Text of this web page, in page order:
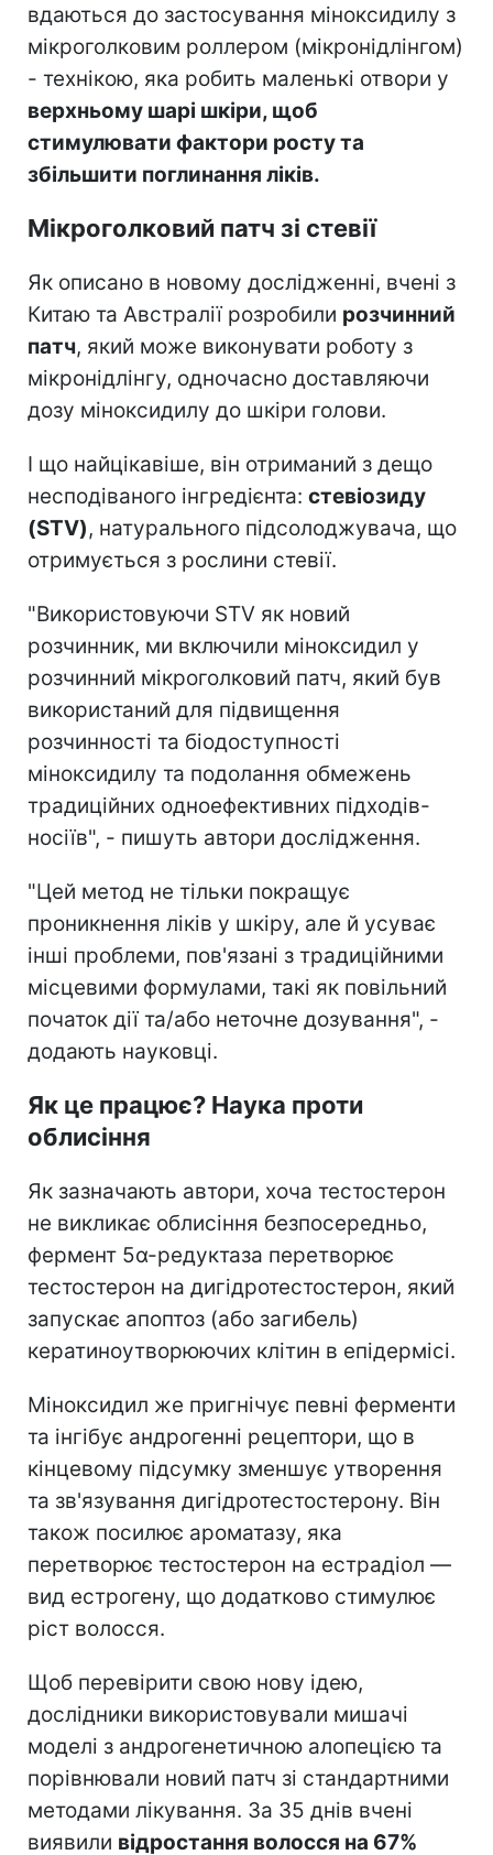
вдаються до застосування міноксидилу з
мікроголковим роллером (мікронідлінгом)
- технікою, яка робить маленькі отвори у
верхньому шарі шкіри, щоб
стимулювати фактори росту та
збільшити поглинання ліків.
Мікроголковий патч зі стевії
Як описано в новому дослідженні, вчені з
Китаю та Австралії розробили розчинний
патч, який може виконувати роботу з
мікронідлінгу, одночасно доставляючи
дозу міноксидилу до шкіри голови.
І що найцікавіше, він отриманий з дещо
несподіваного інгредієнта: стевіозиду
(STV), натурального підсолоджувача, що
отримується з рослини стевії.
"Використовуючи STV як новий
розчинник, ми включили міноксидил у
розчинний мікроголковий патч, який був
використаний для підвищення
розчинності та біодоступності
міноксидилу та подолання обмежень
традиційних одноефективних підходів-
носіїв", - пишуть автори дослідження.
"Цей метод не тільки покращує
проникнення ліків у шкіру, але й усуває
інші проблеми, пов'язані з традиційними
місцевими формулами, такі як повільний
початок дії та/або неточне дозування", -
додають науковці.
Як це працює? Наука проти
облисіння
Як зазначають автори, хоча тестостерон
не викликає облисіння безпосередньо,
фермент 5α-редуктаза перетворює
тестостерон на дигідротестостерон, який
запускає апоптоз (або загибель)
кератиноутворюючих клітин в епідермісі.
Міноксидил же пригнічує певні ферменти
та інгібує андрогенні рецептори, що в
кінцевому підсумку зменшує утворення
та зв'язування дигідротестостерону. Він
також посилює ароматазу, яка
перетворює тестостерон на естрадіол —
вид естрогену, що додатково стимулює
ріст волосся.
Щоб перевірити свою нову ідею,
дослідники використовували мишачі
моделі з андрогенетичною алопецією та
порівнювали новий патч зі стандартними
методами лікування. За 35 днів вчені
виявили відростання волосся на 67%